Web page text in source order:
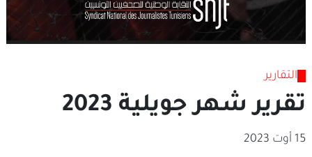
التقارير
تقرير شهر جويلية 2023
15 أوت 2023